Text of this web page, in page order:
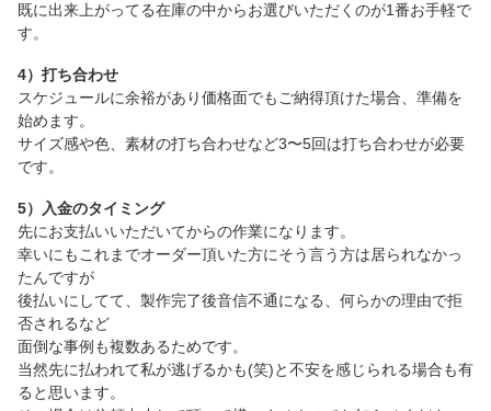
既に出来上がってる在庫の中からお選びいただくのが1番お手軽で
す。
4）打ち合わせ
スケジュールに余裕があり価格面でもご納得頂けた場合、準備を
始めます。
サイズ感や色、素材の打ち合わせなど3〜5回は打ち合わせが必要
です。
5）入金のタイミング
先にお支払いいただいてからの作業になります。
幸いにもこれまでオーダー頂いた方にそう言う方は居られなかっ
たんですが
後払いにしてて、製作完了後音信不通になる、何らかの理由で拒
否されるなど
面倒な事例も複数あるためです。
当然先に払われて私が逃げるかも(笑)と不安を感じられる場合も有
ると思います。